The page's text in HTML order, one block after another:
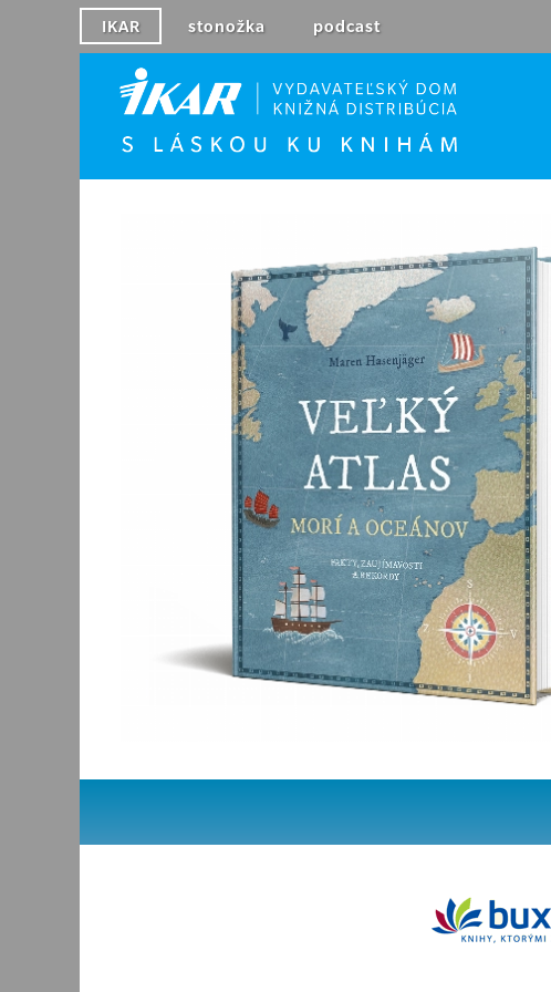
IKAR stonožka podcast